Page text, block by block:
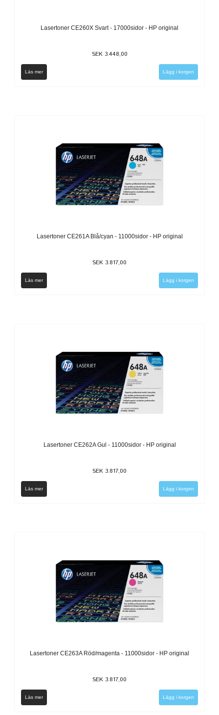
Lasertoner CE260X Svart - 17000sidor - HP original
SEK 3.448,00
Läs mer
Lasertoner CE261A Blå/cyan - 11000sidor - HP original
SEK 3.817,00
Läs mer
Lasertoner CE262A Gul - 11000sidor - HP original
SEK 3.817,00
Läs mer
Lasertoner CE263A Röd/magenta - 11000sidor - HP original
SEK 3.817,00
Läs mer